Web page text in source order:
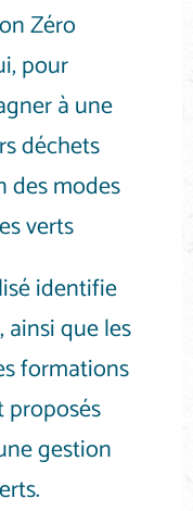
Zéro
pour
à une
déchets
des modes
verts
identifie
que les
formations
proposés
gestion